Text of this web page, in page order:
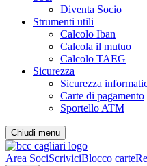
Diventa Socio
Strumenti utili
Calcolo Iban
Calcola il mutuo
Calcolo TAEG
Sicurezza
Sicurezza
Carte di pagamento
Sportello ATM
Chiudi menu
Area SociScriviciBlocco carte